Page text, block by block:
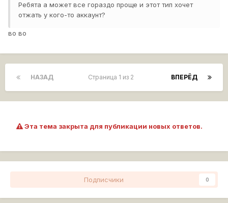
Ребята а может все гораздо проще и этот тип хочет
отжать у кого-то аккаунт?
во во
НАЗАД ВПЕРЁД
Страница 1 из 2
Эта тема закрыта для публикации новых ответов.
Подписчики 0